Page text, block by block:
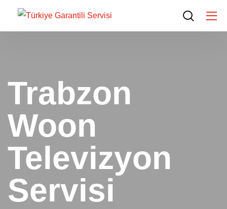
Trabzon
Woon
Televizyon
Servisi